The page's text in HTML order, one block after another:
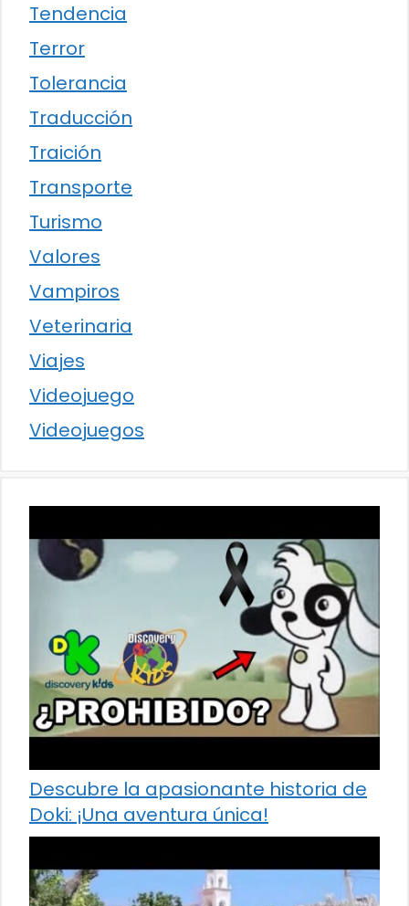
Tendencia
Terror
Tolerancia
Traducción
Traición
Transporte
Turismo
Valores
Vampiros
Veterinaria
Viajes
Videojuego
Videojuegos
Descubre la apasionante historia de
Doki: ¡Una aventura única!